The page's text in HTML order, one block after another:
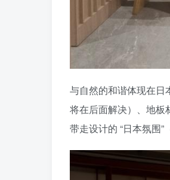
与自然的和谐体现在日
将在后面解决）、地板
带走设计的 “日本氛围”